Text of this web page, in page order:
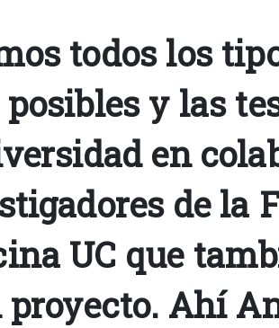
todos los
y las
en
de la
UC que
proyecto. Ahí